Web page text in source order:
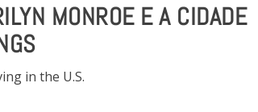
MONROE E A CIDADE
in the U.S.